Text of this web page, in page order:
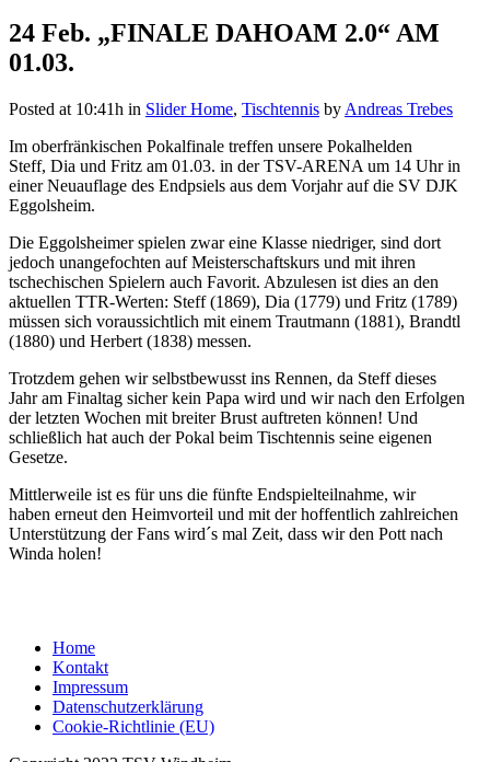
24 Feb. „FINALE DAHOAM 2.0“ AM
01.03.
Posted at 10:41h in Slider Home, Tischtennis by Andreas Trebes
Im oberfränkischen Pokalfinale treffen unsere Pokalhelden
Steff, Dia und Fritz am 01.03. in der TSV-ARENA um 14 Uhr in
einer Neuauflage des Endpsiels aus dem Vorjahr auf die SV DJK
Eggolsheim.
Die Eggolsheimer spielen zwar eine Klasse niedriger, sind dort
jedoch unangefochten auf Meisterschaftskurs und mit ihren
tschechischen Spielern auch Favorit. Abzulesen ist dies an den
aktuellen TTR-Werten: Steff (1869), Dia (1779) und Fritz (1789)
müssen sich voraussichtlich mit einem Trautmann (1881), Brandtl
(1880) und Herbert (1838) messen.
Trotzdem gehen wir selbstbewusst ins Rennen, da Steff dieses
Jahr am Finaltag sicher kein Papa wird und wir nach den Erfolgen
der letzten Wochen mit breiter Brust auftreten können! Und
schließlich hat auch der Pokal beim Tischtennis seine eigenen
Gesetze.
Mittlerweile ist es für uns die fünfte Endspielteilnahme, wir
haben erneut den Heimvorteil und mit der hoffentlich zahlreichen
Unterstützung der Fans wird´s mal Zeit, dass wir den Pott nach
Winda holen!
Home
Kontakt
Impressum
Datenschutzerklärung
Cookie-Richtlinie (EU)